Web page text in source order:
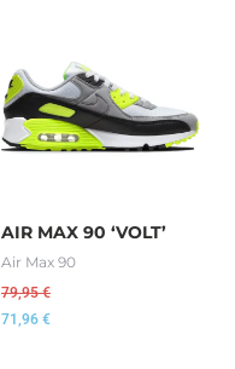
AIR MAX 90 ‘VOLT’
Air Max 90
79,95€
71,96 €